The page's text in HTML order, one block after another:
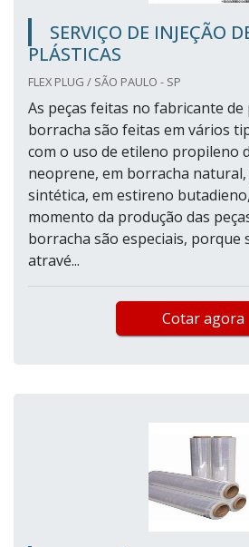
SERVIÇO DE INJEÇÃO
PLÁSTICAS
FLEX PLUG / SÃO PAULO - SP
As peças feitas no fabricante de
borracha são feitas em vários
com o uso de etileno propileno
neoprene, em borracha
sintética, em estireno
momento da produção das
borracha são especiais, porque
atravé...
Cotar agora